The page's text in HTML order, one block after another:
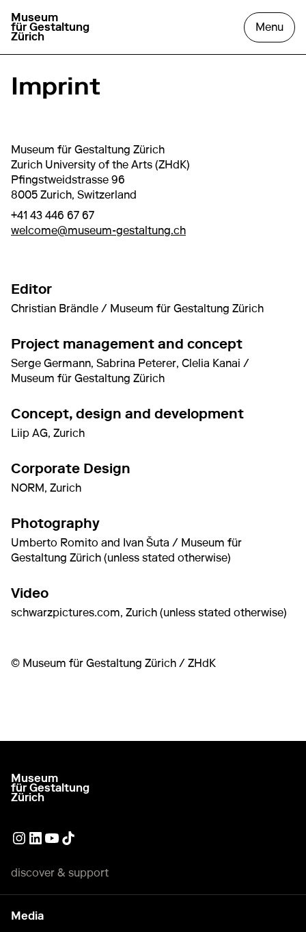
go to homepage
Museum
für Gestaltung
Zürich
Menu
Imprint
Museum für Gestaltung Zürich
Zurich University of the Arts (ZHdK)
Pfingstweidstrasse 96
8005 Zurich, Switzerland
+41 43 446 67 67
welcome@museum-gestaltung.ch
Editor
Christian Brändle / Museum für Gestaltung Zürich
Project management and concept
Serge Germann, Sabrina Peterer, Clelia Kanai /
Museum für Gestaltung Zürich
Concept, design and development
Liip AG, Zurich
Corporate Design
NORM, Zurich
Photography
Umberto Romito and Ivan Šuta / Museum für
Gestaltung Zürich (unless stated otherwise)
Video
schwarzpictures.com, Zurich (unless stated otherwise)
© Museum für Gestaltung Zürich / ZHdK
go to homepage
Museum
für Gestaltung
Zürich
External link
External link
External link
External link
discover & support
Media